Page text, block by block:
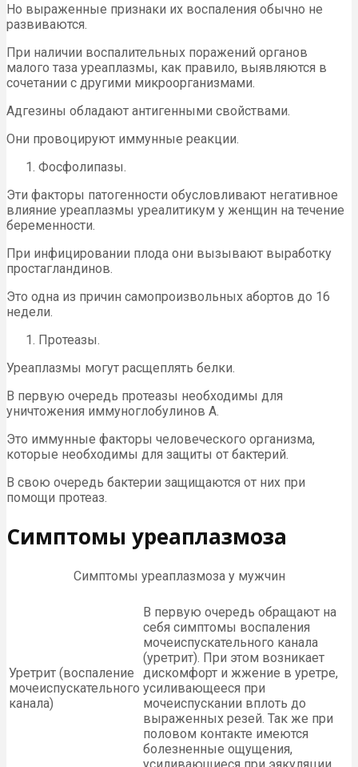
Но выраженные признаки их воспаления обычно не
развиваются.
При наличии воспалительных поражений органов
малого таза уреаплазмы, как правило, выявляются в
сочетании с другими микроорганизмами.
Адгезины обладают антигенными свойствами.
Они провоцируют иммунные реакции.
Фосфолипазы.
Эти факторы патогенности обусловливают негативное
влияние уреаплазмы уреалитикум у женщин на течение
беременности.
При инфицировании плода они вызывают выработку
простагландинов.
Это одна из причин самопроизвольных абортов до 16
недели.
Протеазы.
Уреаплазмы могут расщеплять белки.
В первую очередь протеазы необходимы для
уничтожения иммуноглобулинов А.
Это иммунные факторы человеческого организма,
которые необходимы для защиты от бактерий.
В свою очередь бактерии защищаются от них при
помощи протеаз.
Симптомы уреаплазмоза
Симптомы уреаплазмоза у мужчин
Уретрит (воспаление
мочеиспускательного
канала)
В первую очередь обращают на
себя симптомы воспаления
мочеиспускательного канала
(уретрит). При этом возникает
дискомфорт и жжение в уретре,
усиливающееся при
мочеиспускании вплоть до
выраженных резей. Так же при
половом контакте имеются
болезненные ощущения,
усиливающиеся при эякуляции.